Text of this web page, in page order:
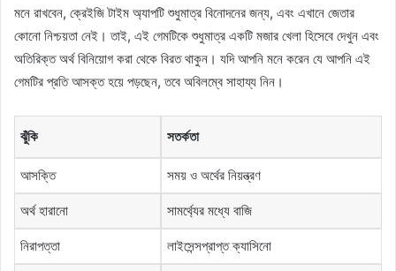
মনে রাখবেন, ক্রেইজি টাইম অ্যাপটি শুধুমাত্র বিনোদনের জন্য, এবং এখানে জেতার
কোনো নিশ্চয়তা নেই। তাই, এই গেমটিকে শুধুমাত্র একটি মজার খেলা হিসেবে দেখুন এবং
অতিরিক্ত অর্থ বিনিয়োগ করা থেকে বিরত থাকুন। যদি আপনি মনে করেন যে আপনি এই
গেমটির প্রতি আসক্ত হয়ে পড়ছেন, তবে অবিলম্বে সাহায্য নিন।
ঝুঁকি সতর্কতা
আসক্তি সময় ও অর্থের নিয়ন্ত্রণ
অর্থ হারানো সামর্থ্যের মধ্যে বাজি
নিরাপত্তা লাইসেন্সপ্রাপ্ত ক্যাসিনো